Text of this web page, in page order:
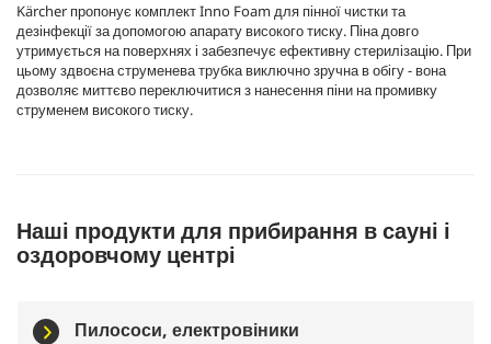
Kärcher пропонує комплект Inno Foam для пінної чистки та
дезінфекції за допомогою апарату високого тиску. Піна довго
утримується на поверхнях і забезпечує ефективну стерилізацію. При
цьому здвоєна струменева трубка виключно зручна в обігу - вона
дозволяє миттєво переключитися з нанесення піни на промивку
струменем високого тиску.
Наші продукти для прибирання в сауні і
оздоровчому центрі
Пилососи, електровіники